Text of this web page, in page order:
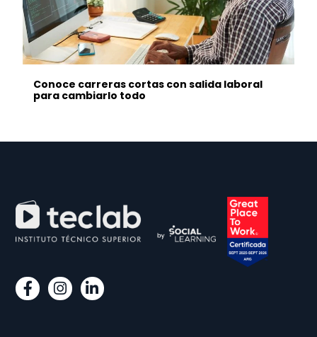
Conoce carreras cortas con salida laboral
para cambiarlo todo